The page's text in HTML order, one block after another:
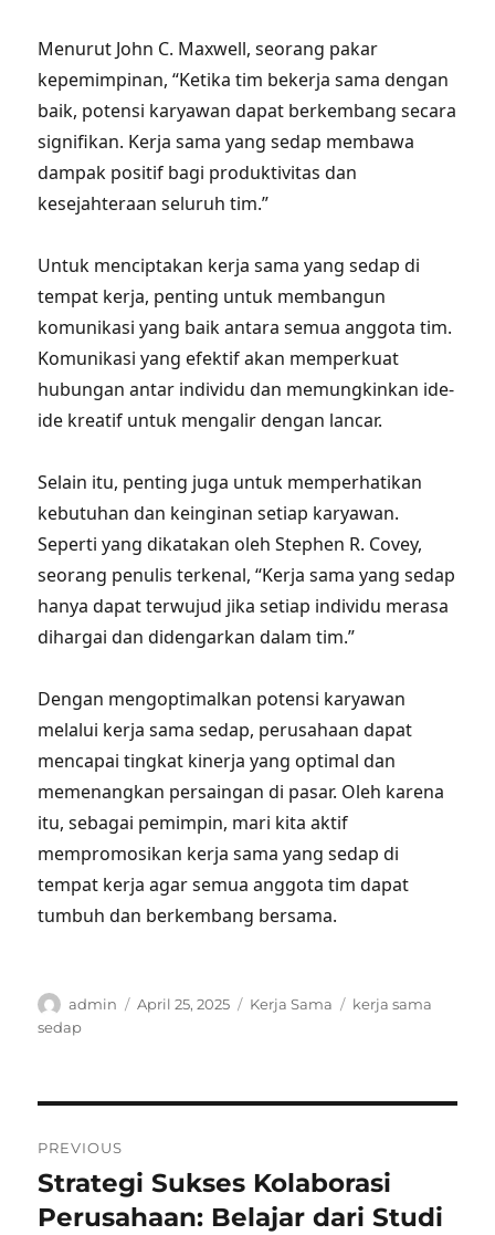
Menurut John C. Maxwell, seorang pakar
kepemimpinan, “Ketika tim bekerja sama dengan
baik, potensi karyawan dapat berkembang secara
signifikan. Kerja sama yang sedap membawa
dampak positif bagi produktivitas dan
kesejahteraan seluruh tim.”
Untuk menciptakan kerja sama yang sedap di
tempat kerja, penting untuk membangun
komunikasi yang baik antara semua anggota tim.
Komunikasi yang efektif akan memperkuat
hubungan antar individu dan memungkinkan ide-
ide kreatif untuk mengalir dengan lancar.
Selain itu, penting juga untuk memperhatikan
kebutuhan dan keinginan setiap karyawan.
Seperti yang dikatakan oleh Stephen R. Covey,
seorang penulis terkenal, “Kerja sama yang sedap
hanya dapat terwujud jika setiap individu merasa
dihargai dan didengarkan dalam tim.”
Dengan mengoptimalkan potensi karyawan
melalui kerja sama sedap, perusahaan dapat
mencapai tingkat kinerja yang optimal dan
memenangkan persaingan di pasar. Oleh karena
itu, sebagai pemimpin, mari kita aktif
mempromosikan kerja sama yang sedap di
tempat kerja agar semua anggota tim dapat
tumbuh dan berkembang bersama.
Author
admin
Posted
April 25, 2025 Categories
Kerja Sama Tags
kerja sama
sedap
navigation
PREVIOUS
Previous
post:
Strategi Sukses Kolaborasi
Perusahaan: Belajar dari Studi